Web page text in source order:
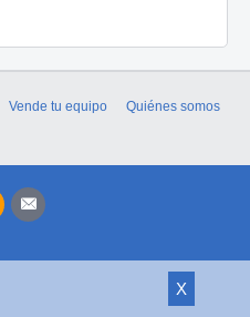
X
Vende tu equipo
Quiénes somos